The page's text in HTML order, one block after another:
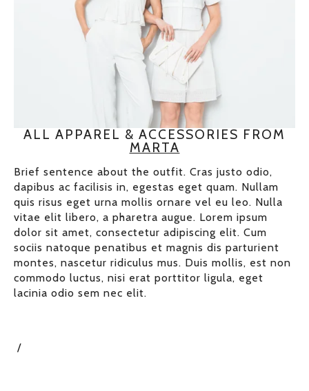
ALL APPAREL & ACCESSORIES FROM
MARTA
Brief sentence about the outfit. Cras justo odio,
dapibus ac facilisis in, egestas eget quam. Nullam
quis risus eget urna mollis ornare vel eu leo. Nulla
vitae elit libero, a pharetra augue. Lorem ipsum
dolor sit amet, consectetur adipiscing elit. Cum
sociis natoque penatibus et magnis dis parturient
montes, nascetur ridiculus mus. Duis mollis, est non
commodo luctus, nisi erat porttitor ligula, eget
lacinia odio sem nec elit.